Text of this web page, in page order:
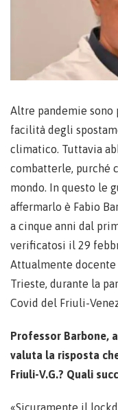
Altre pandemie
facilità degli
climatico. Tuttavia
combatterle, purché
mondo. In questo le
affermarlo è Fabio
a cinque anni dal
verificatosi il 29
Attualmente
Trieste, durante la
Covid del Friuli-
Professor Barbone,
valuta la risposta
Friuli-V.G.? Quali
«Sicuramente il